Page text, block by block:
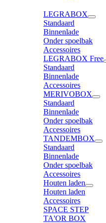
LEGRABOX
Standaard
Binnenlade
Onder spoelbak
Accessoires
LEGRABOX Free
Standaard
Binnenlade
Accessoires
MERIVOBOX
Standaard
Binnenlade
Onder spoelbak
Accessoires
TANDEMBOX
Standaard
Binnenlade
Onder spoelbak
Accessoires
Houten laden
Houten laden
Accessoires
SPACE STEP
TA'OR BOX